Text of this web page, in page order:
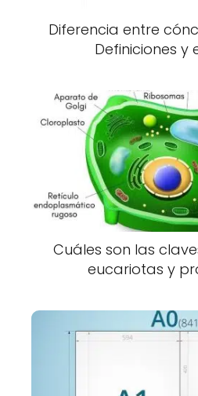
Diferencia entre
Definiciones y
Cuáles son las
eucariotas y